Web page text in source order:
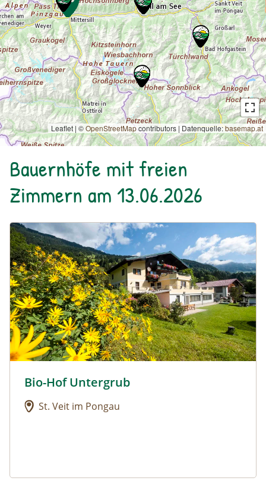
Leaflet | ©OpenStreetMapcontributors | Datenquelle:basemap.at
Bauernhöfe mit freien
Zimmern am 13.06.2026
Urlaub am Bauernhof: Bio-Hof Untergrub
Urlaub am Bauernhof: Bio-Hof Untergrub
Bio-Hof Untergrub
St. Veit im Pongau